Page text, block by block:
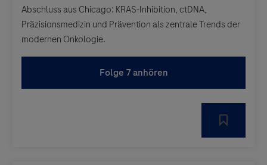
Abschluss aus Chicago: KRAS-Inhibition, ctDNA,
Präzisionsmedizin und Prävention als zentrale Trends der
modernen Onkologie.
Folge 7 anhören